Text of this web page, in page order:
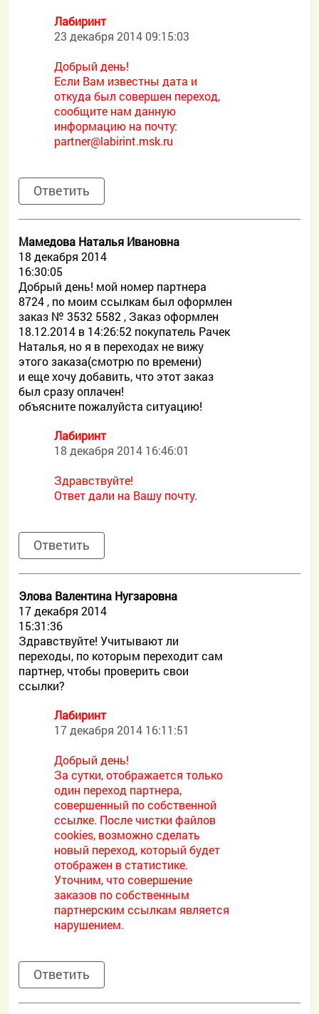
Лабиринт
23 декабря 2014 09:15:03
Добрый день!
Если Вам известны дата и
откуда был совершен переход,
сообщите нам данную
информацию на почту:
partner@labirint.msk.ru
Ответить
Мамедова Наталья Ивановна
18 декабря 2014
16:30:05
Добрый день! мой номер партнера
8724 , по моим ссылкам был оформлен
заказ № 3532 5582 , Заказ оформлен
18.12.2014 в 14:26:52 покупатель Рачек
Наталья, но я в переходах не вижу
этого заказа(смотрю по времени)
и еще хочу добавить, что этот заказ
был сразу оплачен!
объясните пожалуйста ситуацию!
Лабиринт
18 декабря 2014 16:46:01
Здравствуйте!
Ответ дали на Вашу почту.
Ответить
Элова Валентина Нугзаровна
17 декабря 2014
15:31:36
Здравствуйте! Учитывают ли
переходы, по которым переходит сам
партнер, чтобы проверить свои
ссылки?
Лабиринт
17 декабря 2014 16:11:51
Добрый день!
За сутки, отображается только
один переход партнера,
совершенный по собственной
ссылке. После чистки файлов
cookies, возможно сделать
новый переход, который будет
отображен в статистике.
Уточним, что совершение
заказов по собственным
партнерским ссылкам является
нарушением.
Ответить